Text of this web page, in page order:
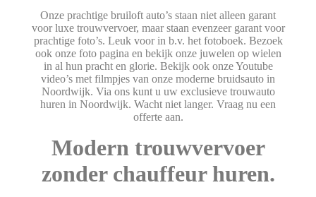
Onze prachtige bruiloft auto’s staan niet alleen garant
voor luxe trouwvervoer, maar staan evenzeer garant voor
prachtige foto’s. Leuk voor in b.v. het fotoboek. Bezoek
ook onze foto pagina en bekijk onze juwelen op wielen
in al hun pracht en glorie. Bekijk ook onze Youtube
video’s met filmpjes van onze moderne bruidsauto in
Noordwijk. Via ons kunt u uw exclusieve trouwauto
huren in Noordwijk. Wacht niet langer. Vraag nu een
offerte aan.
Modern trouwvervoer
zonder chauffeur huren.